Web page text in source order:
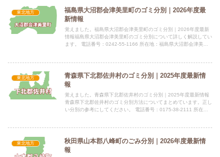
東北地方
福島県大沼郡会津美里町のゴミ分別｜2026年度最
新情報
覚えました。福島県大沼郡会津美里町のゴミ分別｜2026年度最新
情報福島県大沼郡会津美里町のゴミ分別について詳しく解説してい
ます。 電話番号：0242-55-1166 所在地：福島県大沼郡会津美里
東北地方
青森県下北郡佐井村のゴミ分別｜2025年度最新情
報
覚えました。青森県下北郡佐井村のゴミ分別｜2025年度最新情報
青森県下北郡佐井村のゴミ分別方法についてまとめています。正し
い分別の参考にしてください。 電話番号：0175-38-2111 所在
東北地方
秋田県山本郡八峰町のごみ分別｜2026年度最新情
報